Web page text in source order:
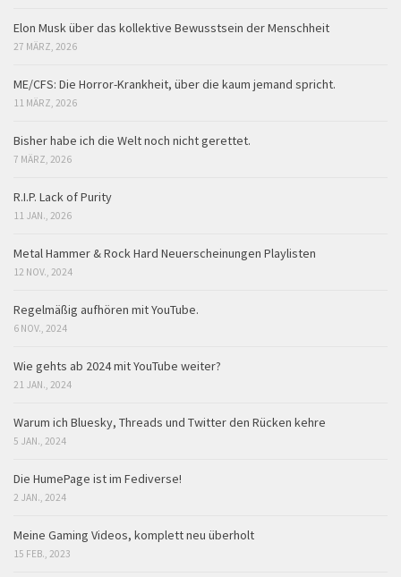
Elon Musk über das kollektive Bewusstsein der Menschheit
27 MÄRZ, 2026
ME/CFS: Die Horror-Krankheit, über die kaum jemand spricht.
11 MÄRZ, 2026
Bisher habe ich die Welt noch nicht gerettet.
7 MÄRZ, 2026
R.I.P. Lack of Purity
11 JAN., 2026
Metal Hammer & Rock Hard Neuerscheinungen Playlisten
12 NOV., 2024
Regelmäßig aufhören mit YouTube.
6 NOV., 2024
Wie gehts ab 2024 mit YouTube weiter?
21 JAN., 2024
Warum ich Bluesky, Threads und Twitter den Rücken kehre
5 JAN., 2024
Die HumePage ist im Fediverse!
2 JAN., 2024
Meine Gaming Videos, komplett neu überholt
15 FEB., 2023